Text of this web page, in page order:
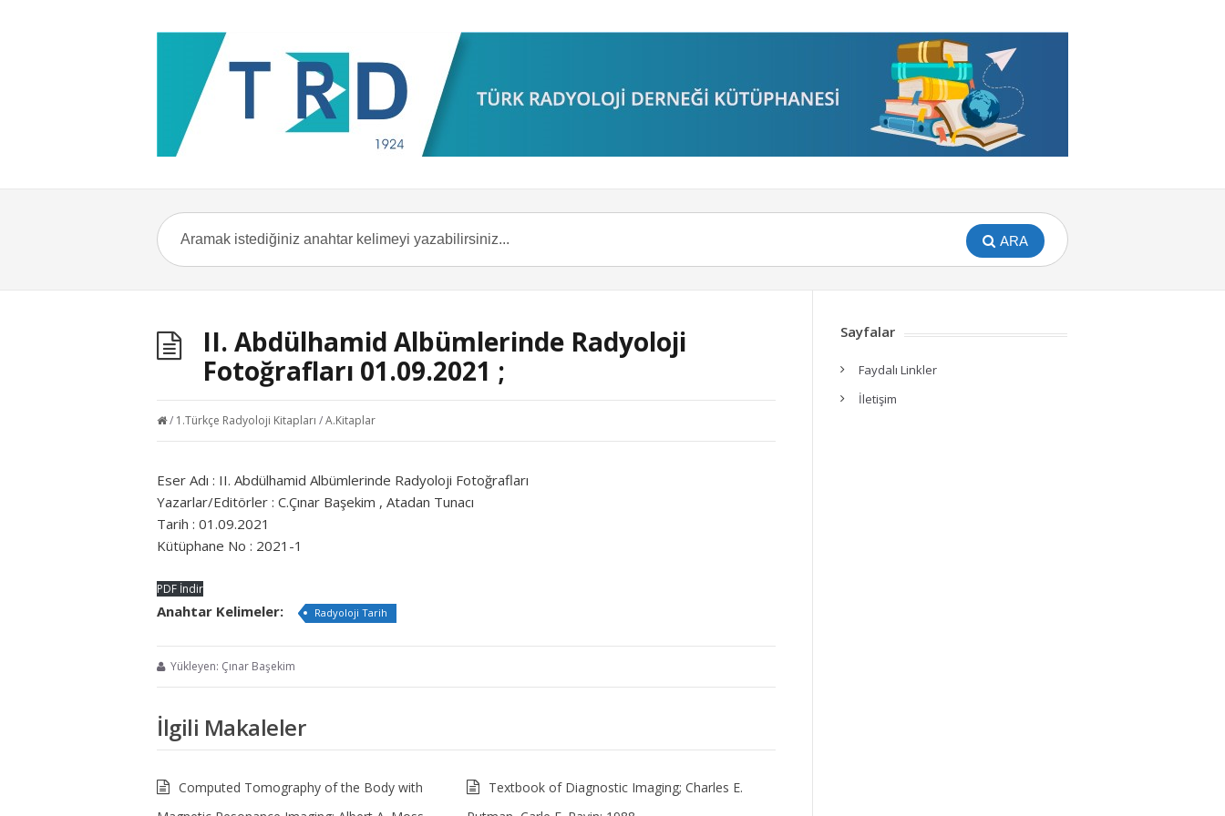
ARA
II. Abdülhamid Albümlerinde Radyoloji
Fotoğrafları 01.09.2021 ;
/ 1.Türkçe Radyoloji Kitapları /A.Kitaplar
Eser Adı : II. Abdülhamid Albümlerinde Radyoloji Fotoğrafları
Yazarlar/Editörler : C.Çınar Başekim , Atadan Tunacı
Tarih : 01.09.2021
Kütüphane No : 2021-1
PDF İndir
Anahtar Kelimeler: Radyoloji Tarih
Yükleyen: Çınar Başekim
İlgili Makaleler
Computed Tomography of the Body with
Textbook of Diagnostic Imaging; Charles E.
Sayfalar
Faydalı Linkler
İletişim